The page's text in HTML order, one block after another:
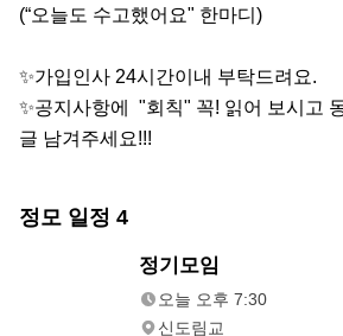
(“오늘도 수고했어요" 한마디)
✨️가입인사 24시간이내 부탁드려요.
✨️공지사항에  "회칙" 꼭! 읽어 보시고
글 남겨주세요!!!
정모 일정 4
정기모임
오늘 오후 7:30
신도림교